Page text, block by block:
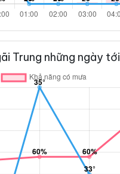
Trung những ngày tới